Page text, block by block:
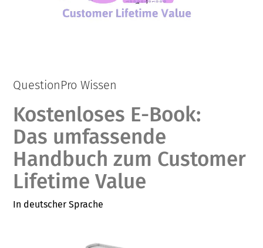
QuestionPro Wissen
Kostenloses E-Book:
Das umfassende
Handbuch zum Customer
Lifetime Value
In deutscher Sprache